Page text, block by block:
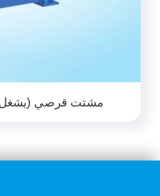
مشتت قرصي (يشغل